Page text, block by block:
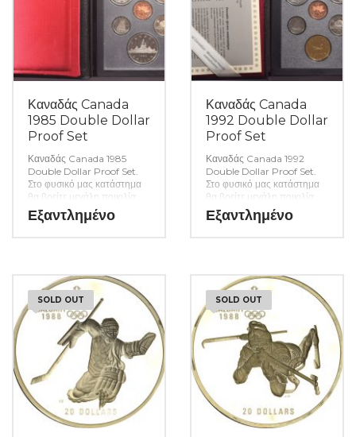
Καναδάς Canada
1985 Double Dollar
Proof Set
Καναδάς Canada 1985
Double Dollar Proof Set.
Στο φυσικό μας κατάστημα
θα βρείτε μεγάλη ποικιλία
ελληνικών και ξένων
νομισμάτων και
σας. (Κωδ. 7046)
Εξαντλημένο
Καναδάς Canada
1992 Double Dollar
Proof Set
Καναδάς Canada 1992
Double Dollar Proof Set.
Στο φυσικό μας κατάστημα
θα βρείτε μεγάλη ποικιλία
ελληνικών και ξένων
νομισμάτων και
σας. (Κωδ. 7045)
Εξαντλημένο
SOLD OUT SOLD OUT